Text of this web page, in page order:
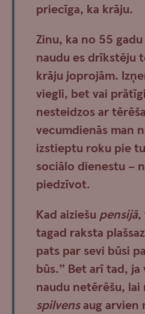
priecīga, ka krāju.
Zinu, ka no 55
naudu es drīkstēju
krāju joprojām.
viegli, bet vai
nesteidzos ar
vecumdienās man
izstieptu roku pie
sociālo dienestu –
piedzīvot.
Kad aiziešu pensijā,
tagad raksta
pats par sevi būsi
būs.” Bet arī tad, ja
naudu netērēšu, lai
spilvensaug arvien